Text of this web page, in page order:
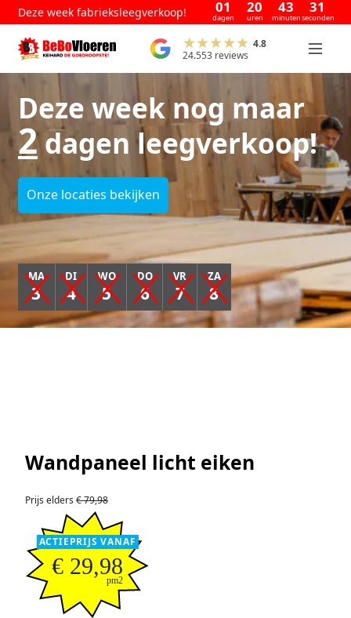
Deze week fabrieksleegverkoop! 01
dagen
20
uren
43
minuten
31
seconden
4.8
24.553 reviews
Deze week nog maar
2dagen leegverkoop!
Onze locaties bekijken
MA
3
DI
4
WO
5
DO
6
VR
7
ZA
8
Wandpaneel licht eiken
Prijs elders € 79,98
ACTIEPRIJS VANAF
€ 29,98
pm2